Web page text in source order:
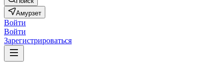
Амурзет
Войти
Войти
Зарегистрироваться